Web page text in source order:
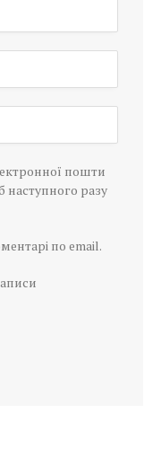
пошти
наступного разу
по email.